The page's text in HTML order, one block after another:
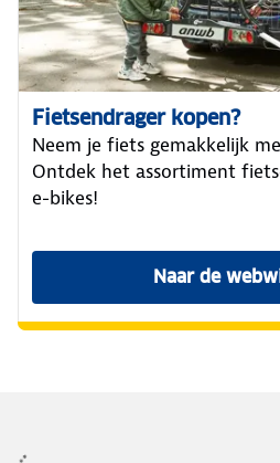
Fietsendrager kopen?
Neem je fiets gemakkelijk
Ontdek het assortiment
e-bikes!
Naar de